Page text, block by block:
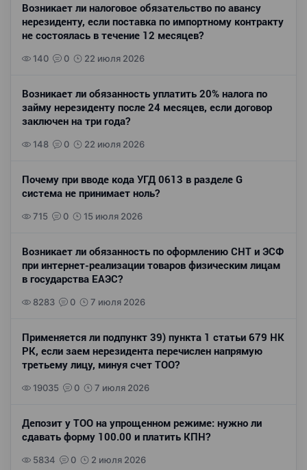
Возникает ли налоговое обязательство по авансу
нерезиденту, если поставка по импортному контракту
не состоялась в течение 12 месяцев?
140 0 22 июля 2026
Возникает ли обязанность уплатить 20% налога по
займу нерезиденту после 24 месяцев, если договор
заключен на три года?
148 0 22 июля 2026
Почему при вводе кода УГД 0613 в разделе G
система не принимает ноль?
715 0 15 июля 2026
Возникает ли обязанность по оформлению СНТ и ЭСФ
при интернет-реализации товаров физическим лицам
в государства ЕАЭС?
8283 0 7 июля 2026
Применяется ли подпункт 39) пункта 1 статьи 679 НК
РК, если заем нерезидента перечислен напрямую
третьему лицу, минуя счет ТОО?
19035 0 7 июля 2026
Депозит у ТОО на упрощенном режиме: нужно ли
сдавать форму 100.00 и платить КПН?
5834 0 2 июля 2026